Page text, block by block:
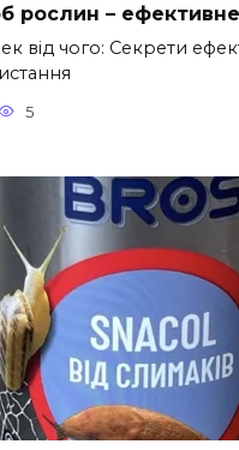
рослин –
від чого: Секрети
5